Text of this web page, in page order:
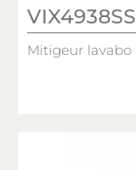
VIX4938SS
Mitigeur lavabo